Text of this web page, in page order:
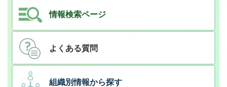
情報検索ページ
よくある質問
組織別情報から探す